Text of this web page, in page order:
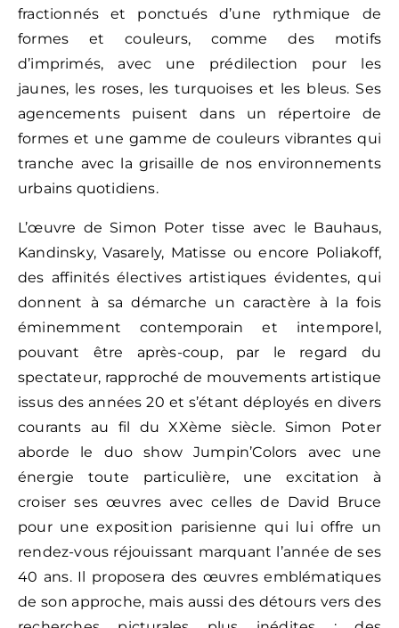
fractionnés et ponctués d’une rythmique de
formes et couleurs, comme des motifs
d’imprimés, avec une prédilection pour les
jaunes, les roses, les turquoises et les bleus. Ses
agencements puisent dans un répertoire de
formes et une gamme de couleurs vibrantes qui
tranche avec la grisaille de nos environnements
urbains quotidiens.
L’œuvre de Simon Poter tisse avec le Bauhaus,
Kandinsky, Vasarely, Matisse ou encore Poliakoff,
des affinités électives artistiques évidentes, qui
donnent à sa démarche un caractère à la fois
éminemment contemporain et intemporel,
pouvant être après-coup, par le regard du
spectateur, rapproché de mouvements artistique
issus des années 20 et s’étant déployés en divers
courants au fil du XXème siècle. Simon Poter
aborde le duo show Jumpin’Colors avec une
énergie toute particulière, une excitation à
croiser ses œuvres avec celles de David Bruce
pour une exposition parisienne qui lui offre un
rendez-vous réjouissant marquant l’année de ses
40 ans. Il proposera des œuvres emblématiques
de son approche, mais aussi des détours vers des